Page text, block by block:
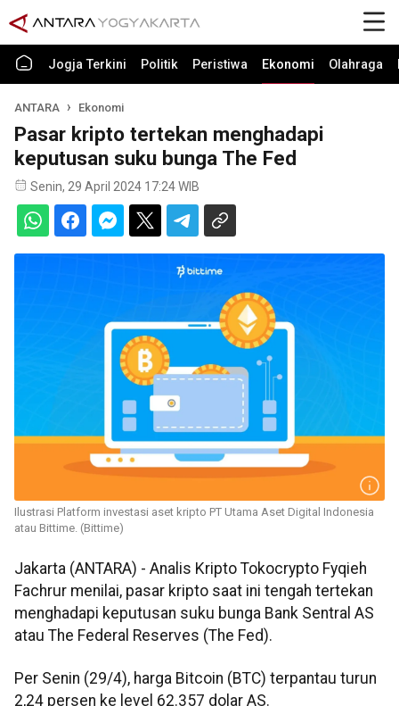
Jogja Terkini Politik Peristiwa Ekonomi Olahraga
ANTARA Ekonomi
Pasar kripto tertekan menghadapi
keputusan suku bunga The Fed
Senin, 29 April 2024 17:24 WIB
Ilustrasi Platform investasi aset kripto PT Utama Aset Digital Indonesia
atau Bittime. (Bittime)
Jakarta (ANTARA) - Analis Kripto Tokocrypto Fyqieh
Fachrur menilai, pasar kripto saat ini tengah tertekan
menghadapi keputusan suku bunga Bank Sentral AS
atau The Federal Reserves (The Fed).
Per Senin (29/4), harga Bitcoin (BTC) terpantau turun
2,24 persen ke level 62.357 dolar AS.